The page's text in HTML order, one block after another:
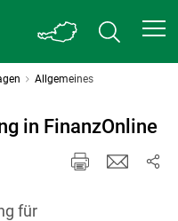
Allgemeines
in FinanzOnline
für